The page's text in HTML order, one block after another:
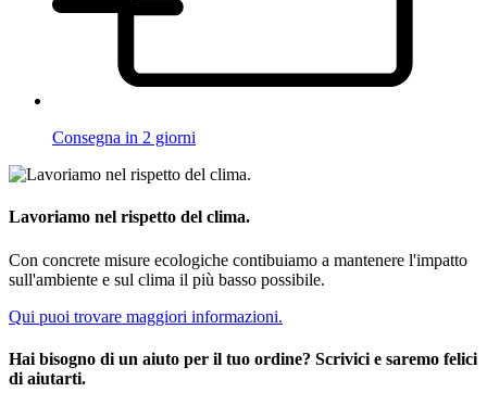
Consegna in 2 giorni
Lavoriamo nel rispetto del clima.
Con concrete misure ecologiche contibuiamo a mantenere l'impatto
sull'ambiente e sul clima il più basso possibile.
Qui puoi trovare maggiori informazioni.
Hai bisogno di un aiuto per il tuo ordine? Scrivici e saremo felici
di aiutarti.